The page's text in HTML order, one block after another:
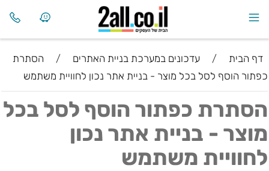
דף הבית / עדכונים במערכת בניית האתרים /
הסתרת
כפתור הוסף לסל בכל מוצר - בניית אתר נכון לחוויית משתמש
הסתרת כפתור הוסף לסל בכל
מוצר - בניית אתר נכון
לחוויית משתמש